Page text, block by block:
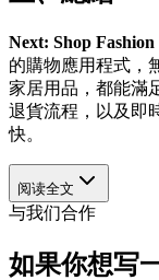
Next: Shop
的購物應用程式，
家居用品，都能滿
退貨流程，以及即
快。
阅读全文
与我们合作
如果你想写